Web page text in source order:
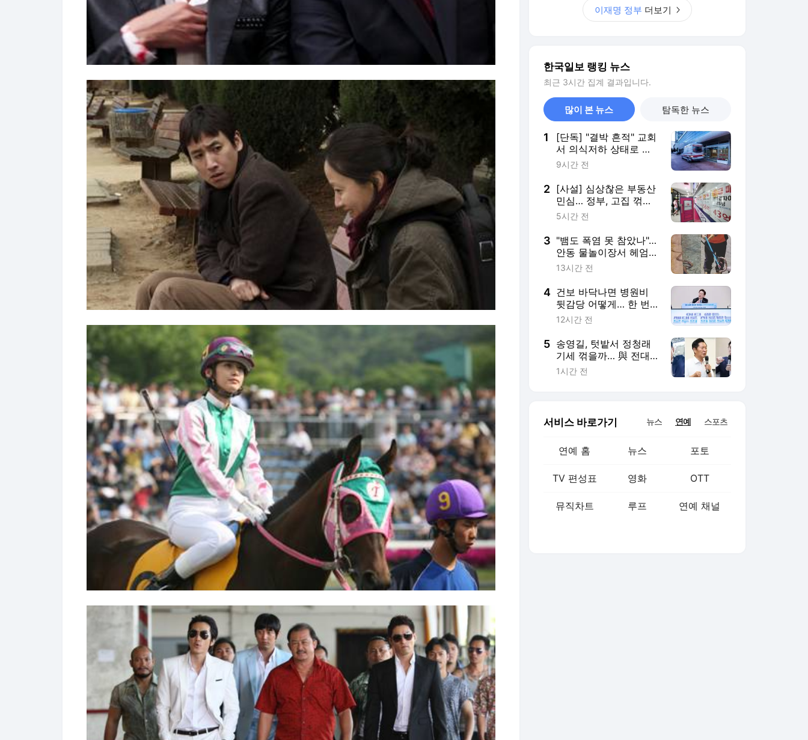
이재명 정부 더보기
한국일보 랭킹 뉴스
최근 3시간 집계 결과입니다.
많이 본 뉴스 탐독한 뉴스
1
[단독] "결박 흔적" 교회
서 의식저하 상태로 발
견된 어린이 숨져
9시간 전
2 [사설] 심상찮은 부동산
민심… 정부, 고집 꺾고
시장요구에 호응을
5시간 전
3 "뱀도 폭염 못 참았나"…
안동 물놀이장서 헤엄
친 1.5m 구렁이
13시간 전
4 건보 바닥나면 병원비
뒷감당 어떻게… 한 번
도 안 지킨 '20% 지원'
12시간 전
5 송영길, 텃밭서 정청래
기세 꺾을까… 與 전대 2
주차 인천 '주목'
1시간 전
서비스 바로가기 뉴스 연예 스포츠
연예 홈 뉴스 포토
TV 편성표 영화 OTT
뮤직차트 루프 연예 채널